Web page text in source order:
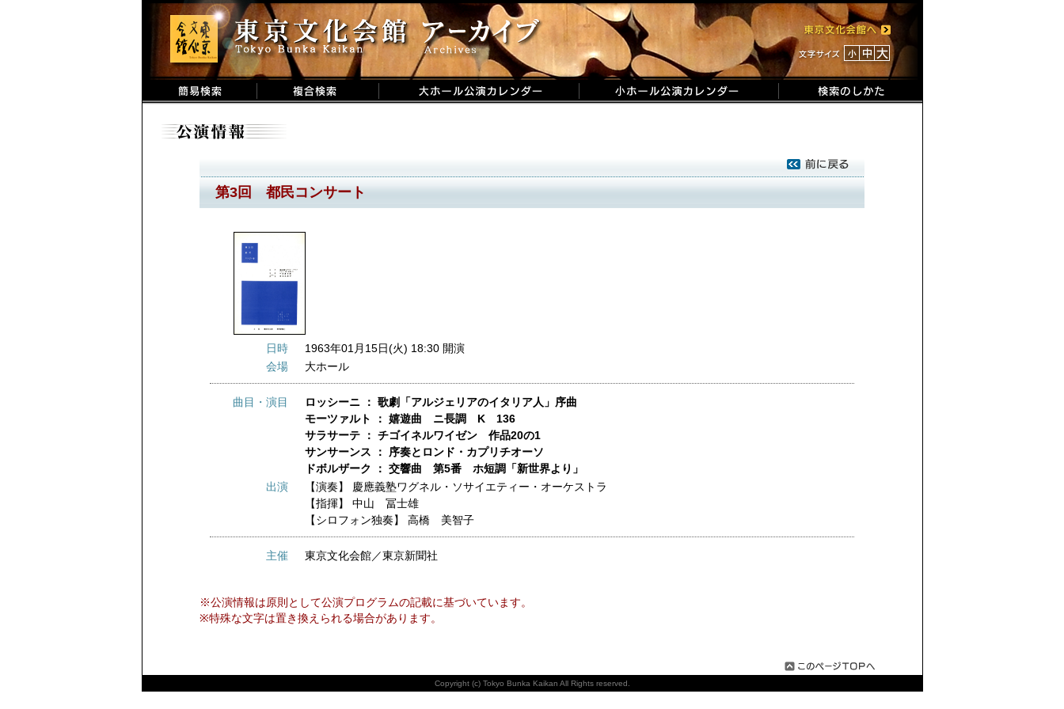
第3回 都民コンサート
日時
1963年01月15日(火) 18:30 開演
会場
大ホール
曲目・演目
ロッシーニ ： 歌劇「アルジェリアのイタリア人」序曲
モーツァルト ： 嬉遊曲 ニ長調 K 136
サラサーテ ： チゴイネルワイゼン 作品20の1
サンサーンス ： 序奏とロンド・カプリチオーソ
ドボルザーク ： 交響曲 第5番 ホ短調「新世界より」
出演
【演奏】 慶應義塾ワグネル・ソサイエティー・オーケストラ
【指揮】 中山 冨士雄
【シロフォン独奏】 高橋 美智子
主催 東京文化会館／東京新聞社
※公演情報は原則として公演プログラムの記載に基づいています。
※特殊な文字は置き換えられる場合があります。
Copyright (c) Tokyo Bunka Kaikan All Rights reserved.